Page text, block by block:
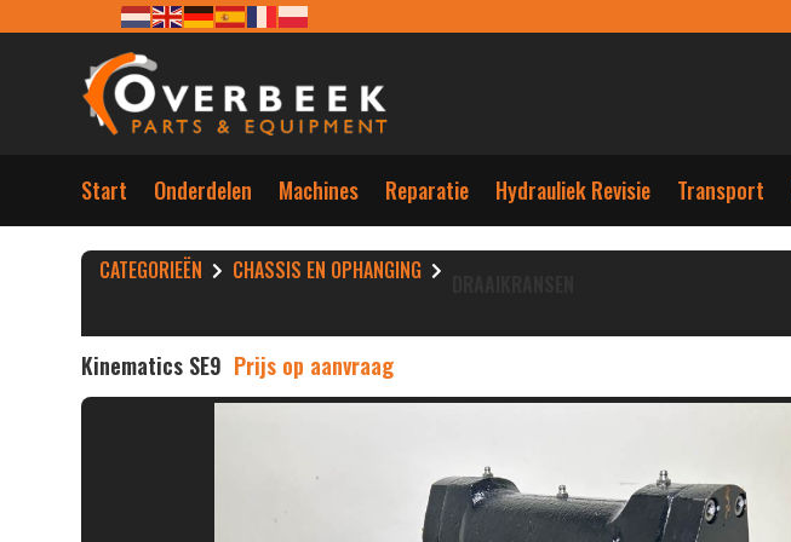
Start Onderdelen Machines Reparatie Hydrauliek Revisie Transport
CATEGORIEËN CHASSIS EN OPHANGING
Kinematics SE9 Prijs op aanvraag